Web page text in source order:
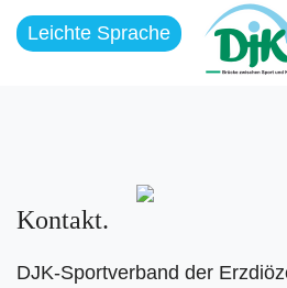
Leichte Sprache
Kontakt
DJK-Sportverband der